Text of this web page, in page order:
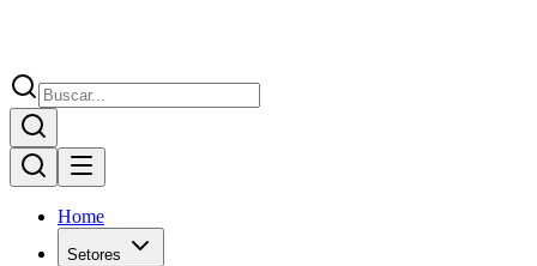
Home
Setores